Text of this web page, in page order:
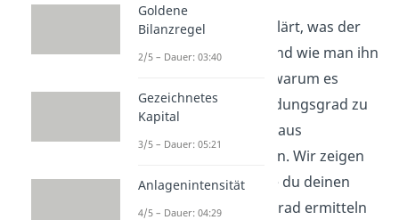
In diesem Video wird erklärt, was der
Verschuldungsgrad ist und wie man ihn
berechnet. Du erfährst, warum es
wichtig ist, den Verschuldungsgrad zu
kennen und wie man daraus
Rückschlüsse ziehen kann. Wir zeigen
dir Schritt für Schritt, wie du deinen
eigenen Verschuldungsgrad ermitteln
Goldene
Bilanzregel
2/5 – Dauer: 03:40
Gezeichnetes
Kapital
3/5 – Dauer: 05:21
Anlagenintensität
4/5 – Dauer: 04:29